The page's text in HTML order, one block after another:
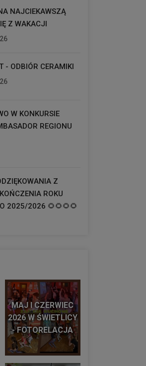
NAJCIEKAWSZĄ
Z WAKACJI
- ODBIÓR CERAMIKI
W KONKURSIE
REGIONU
Z
ROKU
2025/2026 🌻🌻🌻🌻
MAJ I CZERWIEC
2026 W ŚWIETLICY
- FOTORELACJA